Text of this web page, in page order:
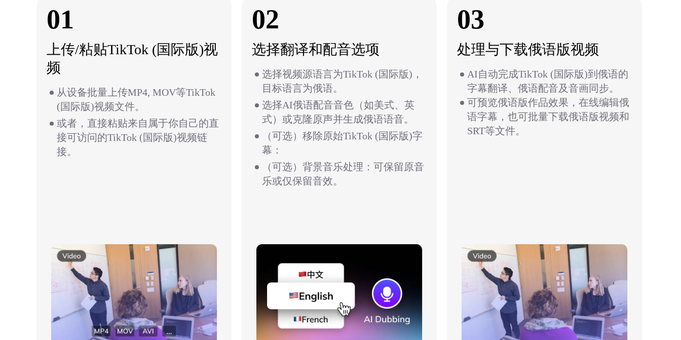
01
上传/粘贴TikTok (国际版)视
频
从设备批量上传MP4, MOV等TikTok
(国际版)视频文件。
或者，直接粘贴来自属于你自己的直
接可访问的TikTok (国际版)视频链
接。
02
选择翻译和配音选项
选择视频源语言为TikTok (国际版)，
目标语言为俄语。
选择AI俄语配音音色（如美式、英
式）或克隆原声并生成俄语语音。
（可选）移除原始TikTok (国际版)字
幕：
（可选）背景音乐处理：可保留原音
乐或仅保留音效。
03
处理与下载俄语版视频
AI自动完成TikTok (国际版)到俄语的
字幕翻译、俄语配音及音画同步。
可预览俄语版作品效果，在线编辑俄
语字幕，也可批量下载俄语版视频和
SRT等文件。